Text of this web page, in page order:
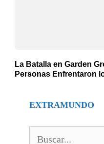
La Batalla en Garden
Personas Enfrentaron
EXTRAMUNDO